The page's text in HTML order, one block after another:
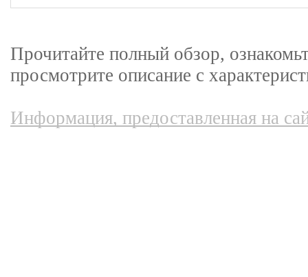
Прочитайте полный обзор,
просмотрите описание с
Информация, предоставленная на